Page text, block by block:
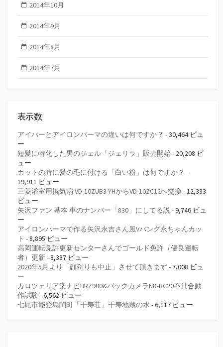
2014年10月
2014年9月
2014年8月
2014年7月
表示数
アイパーとアイロンパーマの違いは何ですか？ - 30,464 ビュ
ー
短髪に特化した男のジェル「ジェリラ」販売開始- 20,208 ビ
ュー
カットの時に髪の毛に付ける「白い粉」は何ですか？ -
19,911 ビュー
三菱浴室用換気扇 VD-10ZUB3-YHからVD-10ZC12へ交換 - 12,333
ビュー
矢沢ファン 基本 車のナンバー「830」にしてる説- 9,746 ビュ
ー
アイロンパーマで作る矢沢永吉さん風Vバング永ちゃんカッ
ト - 8,895 ビュー
高岡運転免許更新センターさんでゴールド免許（優良運転
者）更新- 8,337 ビュー
2020年5月より「顔剃りも中止」させて頂きます - 7,008 ビュ
ー
カロツェリア楽ナビHRZ900&バックカメラND-BC20不具合動
作試験 - 6,562 ビュー
七尾市能登島閨町「千寿荘」千寿地蔵の水 - 6,117 ビュー